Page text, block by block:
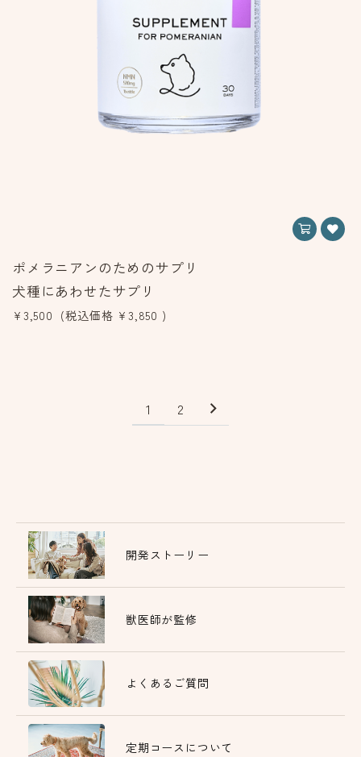
ポメラニアンのためのサプリ
犬種にあわせたサプリ
¥3,500 (税込価格 ¥3,850 )
1 2
開発ストーリー
獣医師が監修
よくあるご質問
定期コースについて